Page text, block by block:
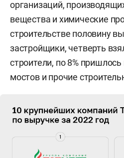
организаций,
вещества и химические
строительстве половину
застройщики, четверть
строители, по 8%
мостов и прочие